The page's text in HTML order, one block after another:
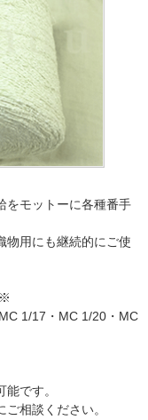
をモットーに各種番手
物用にも継続的にご使
1/17・MC 1/20・MC
です。
相談ください。